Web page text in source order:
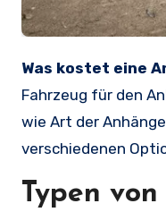
Was kostet eine
Fahrzeug für den
wie Art der
verschiedenen
Typen